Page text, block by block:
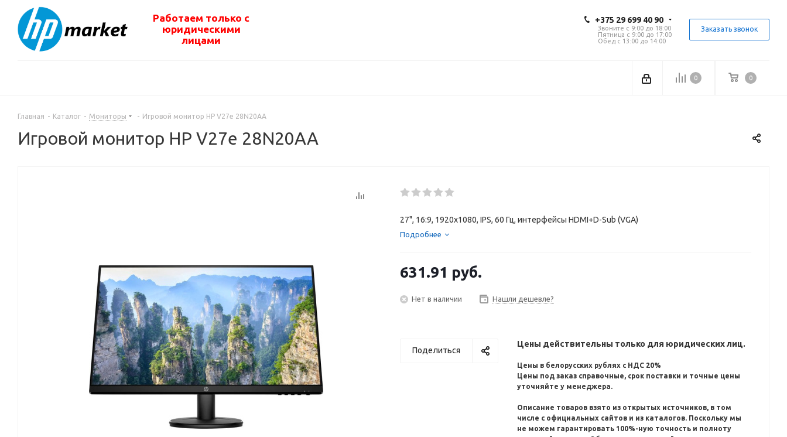
Работаем только с
юридическими
лицами
+375 29 699 40 90
Звоните с 9:00 до 18:00
Пятница с 9:00 до 17:00
Обед с 13:00 до 14:00
Заказать звонок
0 0
Главная - Каталог - Мониторы - Игровой монитор HP V27e 28N20AA
Игровой монитор HP V27e 28N20AA
27", 16:9, 1920x1080, IPS, 60 Гц, интерфейсы HDMI+D-Sub (VGA)
Подробнее
631.91 руб.
Нет в наличии Нашли дешевле?
Поделиться
Цены действительны только для юридических лиц.
Цены в белорусских рублях с НДС 20%
Цены под заказ справочные, срок поставки и точные цены
уточняйте у менеджера.
Описание товаров взято из открытых источников, в том
числе с официальных сайтов и из каталогов. Поскольку мы
не можем гарантировать 100%-ную точность и полноту